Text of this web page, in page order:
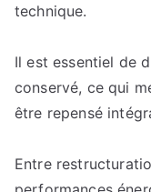
technique.
Il est essentiel de
conservé, ce qui
être repensé
Entre